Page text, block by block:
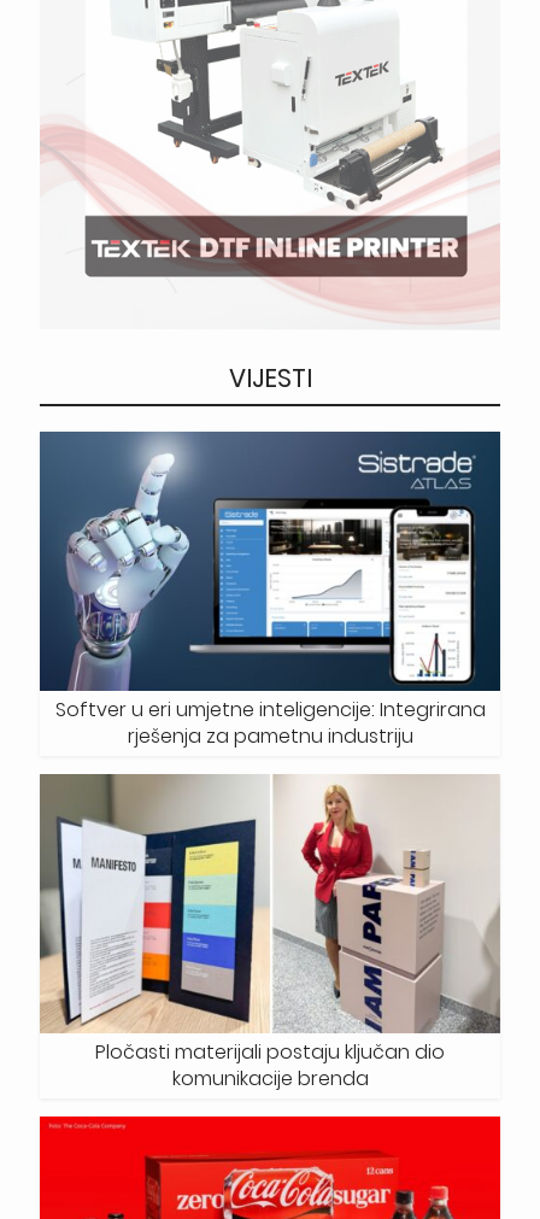
VIJESTI
Softver u eri umjetne inteligencije: Integrirana
rješenja za pametnu industriju
Pločasti materijali postaju ključan dio
komunikacije brenda